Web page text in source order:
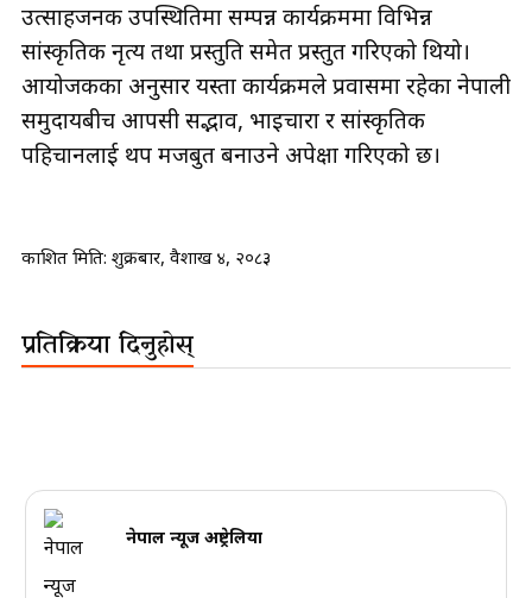
उत्साहजनक उपस्थितिमा सम्पन्न कार्यक्रममा विभिन्न
सांस्कृतिक नृत्य तथा प्रस्तुति समेत प्रस्तुत गरिएको थियो।
आयोजकका अनुसार यस्ता कार्यक्रमले प्रवासमा रहेका नेपाली
समुदायबीच आपसी सद्भाव, भाइचारा र सांस्कृतिक
पहिचानलाई थप मजबुत बनाउने अपेक्षा गरिएको छ।
प्रकाशित मिति: शुक्रबार, वैशाख ४, २०८३
प्रतिक्रिया दिनुहोस्
नेपाल न्यूज अष्ट्रेलिया